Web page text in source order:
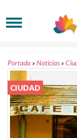
Portada »Noticias »
CIUDAD